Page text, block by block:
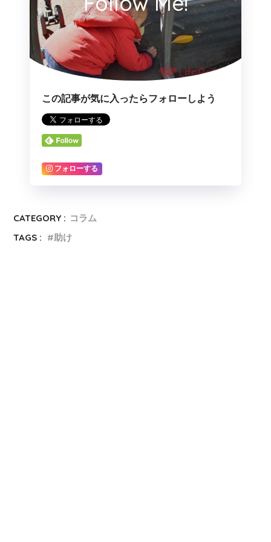
この記事が気に入ったらフォローしよう
フォローする
CATEGORY : コラム
TAGS :
助け